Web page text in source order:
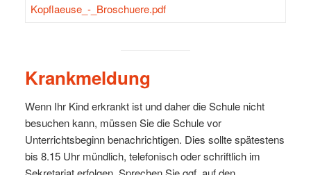
Kopflaeuse_-_Broschuere.pdf
Krankmeldung
Wenn Ihr Kind erkrankt ist und daher die Schule nicht
besuchen kann, müssen Sie die Schule vor
Unterrichtsbeginn benachrichtigen. Dies sollte spätestens
bis 8.15 Uhr mündlich, telefonisch oder schriftlich im